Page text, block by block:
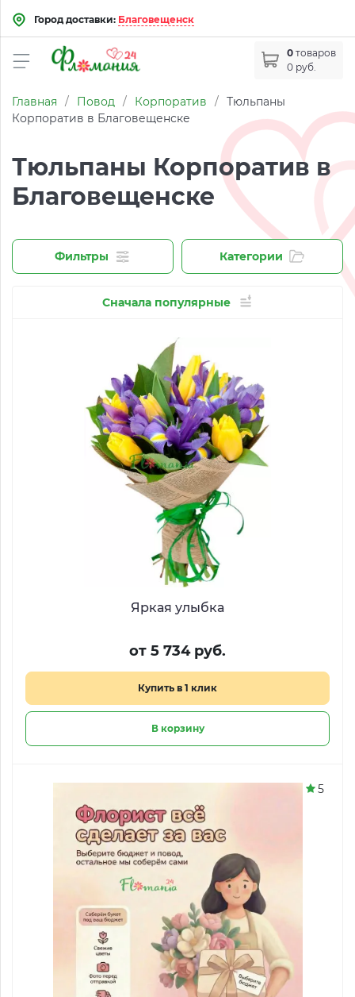
Город доставки: Благовещенск
0 товаров
0 руб.
Главная / Повод / Корпоратив / Тюльпаны
Корпоратив в Благовещенске
Тюльпаны Корпоратив в
Благовещенске
Фильтры Категории
Сначала популярные
Яркая улыбка
от 5 734 руб.
Купить в 1 клик
В корзину
5